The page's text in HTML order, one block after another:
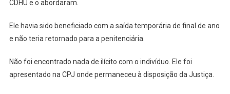
CDHU e o abordaram.
Ele havia sido beneficiado com a saída temporária de final de ano
e não teria retornado para a penitenciária.
Não foi encontrado nada de ilícito com o indivíduo. Ele foi
apresentado na CPJ onde permaneceu à disposição da Justiça.